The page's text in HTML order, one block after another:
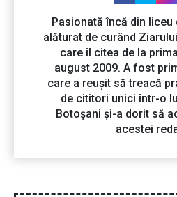
Pasionată încă din liceu
alăturat de curând
care îl citea de la
august 2009. A fost
care a reușit să treacă
de cititori unici într-o
Botoșani și-a dorit să
acestei